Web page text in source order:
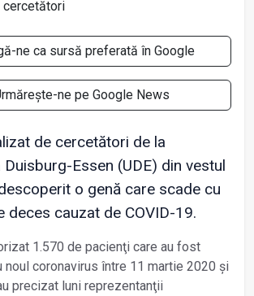
ne ca sursă preferată în Google
ne pe Google News
de cercetători de la
Duisburg-Essen (UDE) din vestul
o genă care scade cu
deces cauzat de COVID-19.
1.570 de pacienţi care au fost
noul coronavirus între 11 martie 2020 şi
precizat luni reprezentanţii